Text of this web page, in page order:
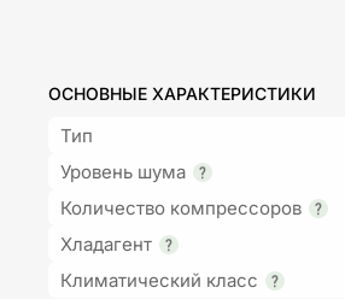
ОСНОВНЫЕ ХАРАКТЕРИСТИКИ
Тип
Уровень шума
Количество компрессоров
Хладагент
Климатический класс